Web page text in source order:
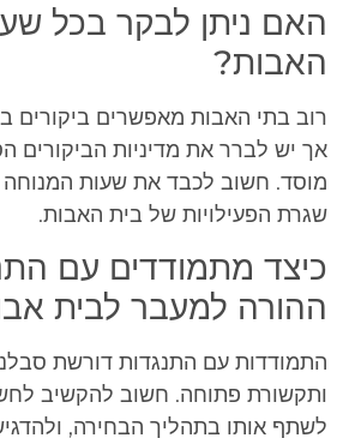
האם ניתן לבקר בכל
האבות?
רוב בתי האבות מאפשרים ביקורים
אך יש לברר את מדיניות הביקורים
מוסד. חשוב לכבד את שעות המנוחה
שגרת הפעילויות של בית האבות.
כיצד מתמודדים עם
ההורה למעבר לבית
התמודדות עם התנגדות דורשת
ותקשורת פתוחה. חשוב להקשיב
לשתף אותו בתהליך הבחירה,